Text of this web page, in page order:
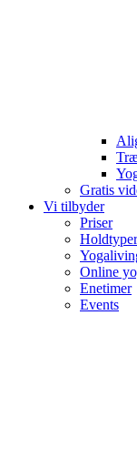
Gratis
Vi tilbyder
Priser
Holdtyper
Online
Enetimer
Events